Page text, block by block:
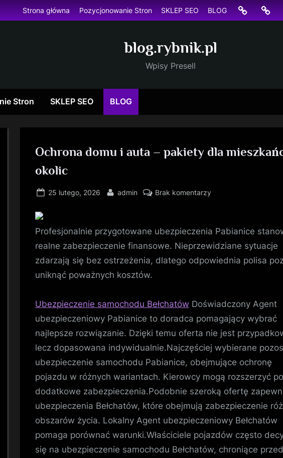
Strona główna Pozycjonowanie Stron SKLEP SEO BLOG
Strona
głównaStron
blog.rybnik.pl
Wpisy Presell
Stron SKLEP SEO BLOG
Ochrona domu i auta – pakiety dla
okolic
Posted
25 lutego, 2026 By
admin Brak komentarzy
i
auta
okolic
Profesjonalnie przygotowane ubezpieczenia Pabianice
realne zabezpieczenie finansowe. Nieprzewidziane sytuacje
zdarzają się bez ostrzeżenia, dlatego odpowiednia polisa
uniknąć poważnych kosztów.
Ubezpieczenie samochodu Bełchatów Doświadczony Agent
ubezpieczeniowy Pabianice to doradca pomagający wybrać
najlepsze rozwiązanie. Dzięki temu oferta nie jest
lecz dopasowana indywidualnie.Najczęściej wybierane
ubezpieczenie samochodu Pabianice, obejmujące ochronę
pojazdu w różnych wariantach. Kierowcy mogą rozszerzyć
dodatkowe zabezpieczenia.Podobnie szeroką ofertę
ubezpieczenia Bełchatów, które obejmują zabezpieczenie
obszarów życia. Lokalny Agent ubezpieczeniowy Bełchatów
pomaga porównać warunki.Właściciele pojazdów często
się na ubezpieczenie samochodu Bełchatów, chroniące przed